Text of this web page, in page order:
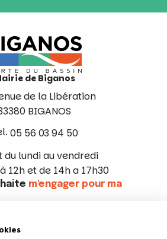
de Biganos
de la Libération
BIGANOS
05 56 03 94 50
du lundi au vendredi
12h et de 14h a 17h30
m'engager pour ma